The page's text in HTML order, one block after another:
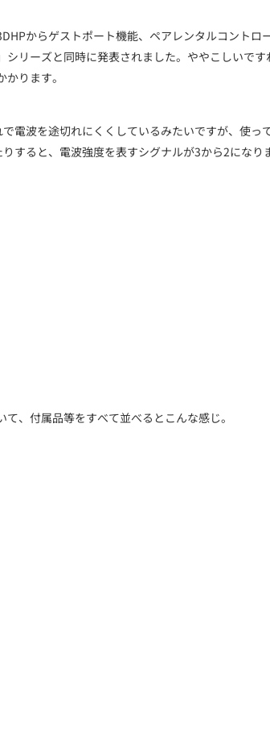
からゲストポート機能、ペアレンタルコント
リーズと同時に発表されました。ややこしい
ります。
電波を途切れにくくしているみたいですが、使
すると、電波強度を表すシグナルが3から2にな
、付属品等をすべて並べるとこんな感じ。